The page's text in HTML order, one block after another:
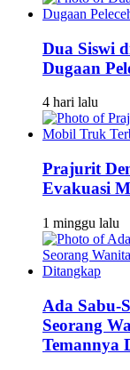
Dua Siswi
Dugaan
4 hari lalu
Prajurit
Evakuasi
1 minggu lalu
Ada Sabu-
Seorang
Temannya